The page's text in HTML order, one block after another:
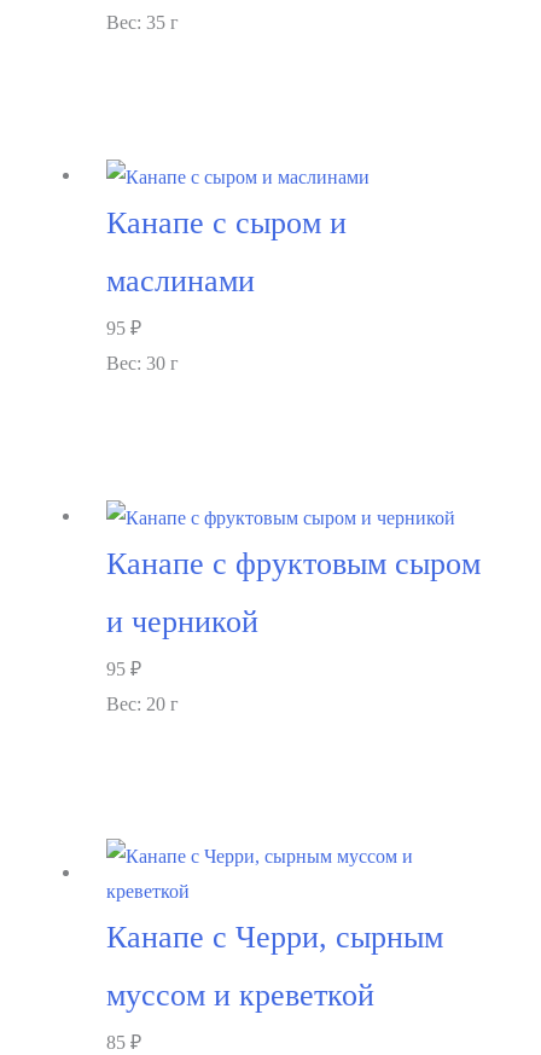
Вес: 35 г
Канапе с сыром и
маслинами
95 ₽
Вес: 30 г
Канапе с фруктовым сыром
и черникой
95 ₽
Вес: 20 г
Канапе с Черри, сырным
муссом и креветкой
85 ₽